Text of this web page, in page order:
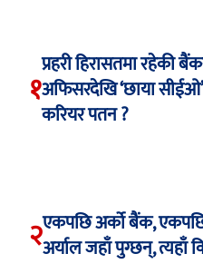
१
प्रहरी हिरासतमा रहेकी
अफिसरदेखि ‘छाया
करियर पतन ?
२एकपछि अर्को बैंक,
अर्याल जहाँ पुग्छन्, त्यहाँ